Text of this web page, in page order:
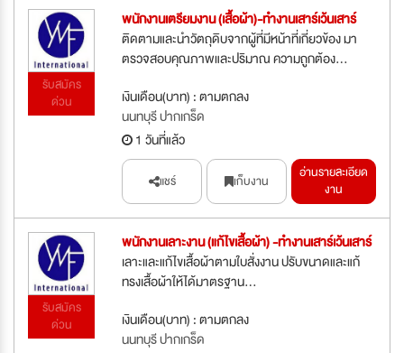
รับสมัคร
ด่วน
พนักงานเตรียมงาน (เสื้อผ้า)-ทำงานเสาร์เว้นเสาร์
ติดตามและนำวัตถุดิบจากผู้ที่มีหน้าที่เกี่ยวข้อง มา
ตรวจสอบคุณภาพและปริมาณ ความถูกต้อง...
เงินเดือน(บาท) : ตามตกลง
นนทบุรี ปากเกร็ด
1 วันที่แล้ว
แชร์ เก็บงาน
อ่านรายละเอียด
งาน
รับสมัคร
ด่วน
พนักงานเลาะงาน (แก้ไขเสื้อผ้า) -ทำงานเสาร์เว้นเสาร์
เลาะและแก้ไขเสื้อผ้าตามใบสั่งงาน ปรับขนาดและแก้
ทรงเสื้อผ้าให้ได้มาตรฐาน...
เงินเดือน(บาท) : ตามตกลง
นนทบุรี ปากเกร็ด